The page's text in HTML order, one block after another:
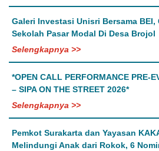
Galeri Investasi Unisri Bersama BEI,
Sekolah Pasar Modal Di Desa Brojol
Selengkapnya >>
*OPEN CALL PERFORMANCE PRE-
– SIPA ON THE STREET 2026*
Selengkapnya >>
Pemkot Surakarta dan Yayasan
Melindungi Anak dari Rokok, 6